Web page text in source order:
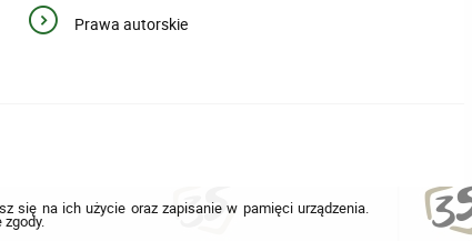
Prawa autorskie
się na ich użycie oraz zapisanie w pamięci urządzenia.